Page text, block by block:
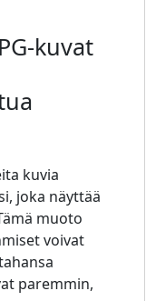
kuvat
kuvia
joka näyttää
muoto
voivat
paremmin,